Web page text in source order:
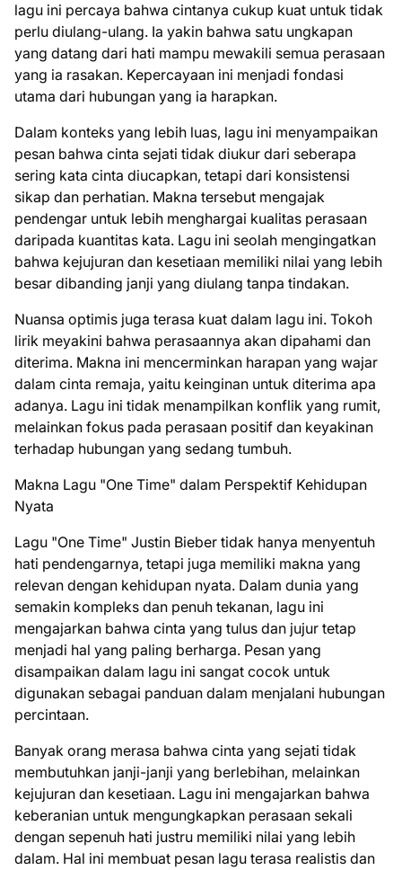
lagu ini percaya bahwa cintanya cukup kuat untuk tidak
perlu diulang-ulang. Ia yakin bahwa satu ungkapan
yang datang dari hati mampu mewakili semua perasaan
yang ia rasakan. Kepercayaan ini menjadi fondasi
utama dari hubungan yang ia harapkan.
Dalam konteks yang lebih luas, lagu ini menyampaikan
pesan bahwa cinta sejati tidak diukur dari seberapa
sering kata cinta diucapkan, tetapi dari konsistensi
sikap dan perhatian. Makna tersebut mengajak
pendengar untuk lebih menghargai kualitas perasaan
daripada kuantitas kata. Lagu ini seolah mengingatkan
bahwa kejujuran dan kesetiaan memiliki nilai yang lebih
besar dibanding janji yang diulang tanpa tindakan.
Nuansa optimis juga terasa kuat dalam lagu ini. Tokoh
lirik meyakini bahwa perasaannya akan dipahami dan
diterima. Makna ini mencerminkan harapan yang wajar
dalam cinta remaja, yaitu keinginan untuk diterima apa
adanya. Lagu ini tidak menampilkan konflik yang rumit,
melainkan fokus pada perasaan positif dan keyakinan
terhadap hubungan yang sedang tumbuh.
Makna Lagu "One Time" dalam Perspektif Kehidupan
Nyata
Lagu "One Time" Justin Bieber tidak hanya menyentuh
hati pendengarnya, tetapi juga memiliki makna yang
relevan dengan kehidupan nyata. Dalam dunia yang
semakin kompleks dan penuh tekanan, lagu ini
mengajarkan bahwa cinta yang tulus dan jujur tetap
menjadi hal yang paling berharga. Pesan yang
disampaikan dalam lagu ini sangat cocok untuk
digunakan sebagai panduan dalam menjalani hubungan
percintaan.
Banyak orang merasa bahwa cinta yang sejati tidak
membutuhkan janji-janji yang berlebihan, melainkan
kejujuran dan kesetiaan. Lagu ini mengajarkan bahwa
keberanian untuk mengungkapkan perasaan sekali
dengan sepenuh hati justru memiliki nilai yang lebih
dalam. Hal ini membuat pesan lagu terasa realistis dan